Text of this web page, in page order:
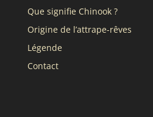
Que signifie Chinook ?
Origine de l’attrape-rêves
Légende
Contact